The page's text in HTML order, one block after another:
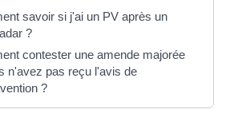
savoir si j'ai un PV après un
?
contester une amende majorée
n'avez pas reçu l'avis de
?